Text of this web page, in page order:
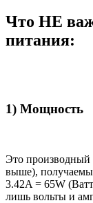
Что НЕ
питания:
1) Мощность
Это производный
выше),
3.42A = 65W
лишь вольты и